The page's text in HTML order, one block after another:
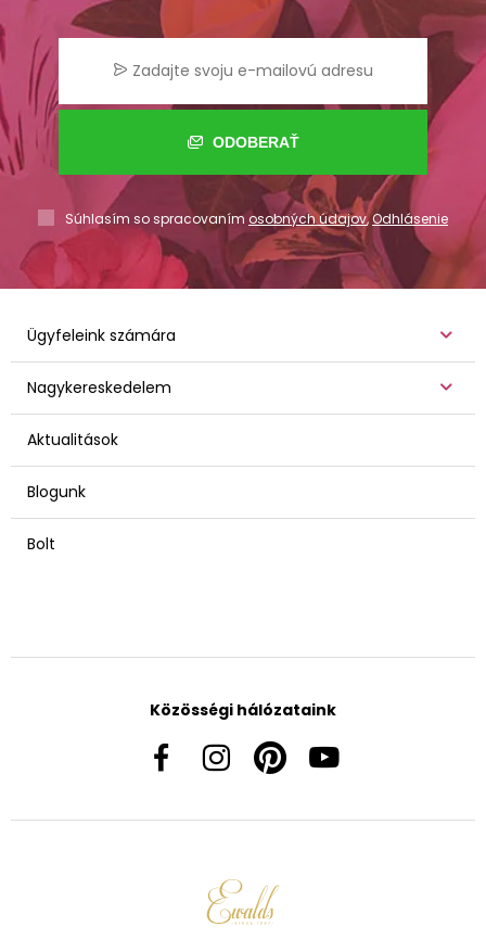
ODOBERAŤ
Súhlasím so spracovaním osobných údajov,Odhlásenie
Ügyfeleink számára
Nagykereskedelem
Aktualitások
Blogunk
Bolt
Közösségi hálózataink